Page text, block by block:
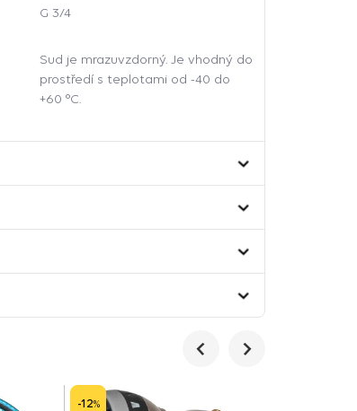
G 3/4
Sud je mrazuvzdorný. Je vhodný do
prostředí s teplotami od -40 do
+60 °C.
-12%